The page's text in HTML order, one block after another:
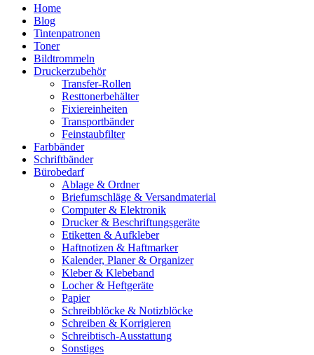
Home
Blog
Tintenpatronen
Toner
Bildtrommeln
Druckerzubehör
Transfer-Rollen
Resttonerbehälter
Fixiereinheiten
Transportbänder
Feinstaubfilter
Farbbänder
Schriftbänder
Bürobedarf
Ablage & Ordner
Briefumschläge & Versandmaterial
Computer & Elektronik
Drucker & Beschriftungsgeräte
Etiketten & Aufkleber
Haftnotizen & Haftmarker
Kalender, Planer & Organizer
Kleber & Klebeband
Locher & Heftgeräte
Papier
Schreibblöcke & Notizblöcke
Schreiben & Korrigieren
Schreibtisch-Ausstattung
Sonstiges